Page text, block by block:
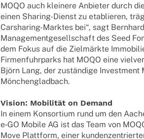
MOQO auch klei­nere Anbie­ter durch
einen Sharing-Dienst zu etablie­ren,
Carsha­ring-Mark­­tes bei“, sagt
Manage­ment­ge­sell­schaft des Seed
dem Fokus auf die Ziel­märkte
Firmen­fuhr­parks hat MOQO eine
Björn Lang, der zustän­dige Invest­ment
Mönchengladbach.
Vision: Mobi­li­tät on Demand
In einem Konsor­tium rund um den
e‑GO Mobile AG ist das Team von
Move Platt­form, einer